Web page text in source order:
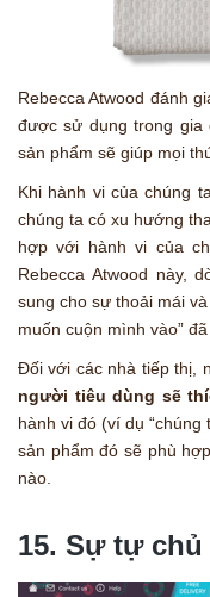
Rebecca Atwood đánh
được sử dụng trong
sản phẩm sẽ giúp mọi
Khi hành vi của chúng
chúng ta có xu hướng
hợp với hành vi của
Rebecca Atwood này,
sung cho sự thoải mái
muốn cuộn mình vào”
Đối với các nhà tiếp thị,
người tiêu dùng sẽ
hành vi đó (ví dụ
sản phẩm đó sẽ phù
nào.
15. Sự tự chủ